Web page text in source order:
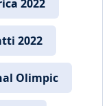
2022
2022
Olimpic